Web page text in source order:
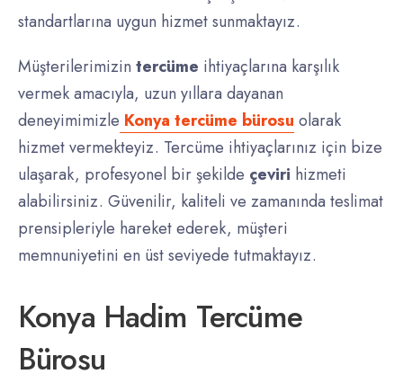
standartlarına uygun hizmet sunmaktayız.
Müşterilerimizin tercüme ihtiyaçlarına karşılık
vermek amacıyla, uzun yıllara dayanan
deneyimimizle Konya tercüme bürosu olarak
hizmet vermekteyiz. Tercüme ihtiyaçlarınız için bize
ulaşarak, profesyonel bir şekilde çeviri hizmeti
alabilirsiniz. Güvenilir, kaliteli ve zamanında teslimat
prensipleriyle hareket ederek, müşteri
memnuniyetini en üst seviyede tutmaktayız.
Konya Hadim Tercüme
Bürosu